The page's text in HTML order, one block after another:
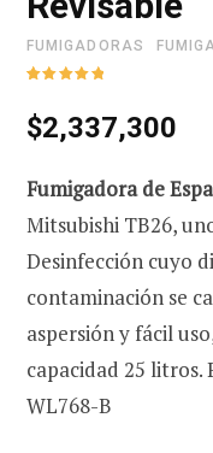
FUMIGADORAS
5 en base
avaloración
de un
$2,337,300
Fumigadora de
Mitsubishi TB26,
Desinfección cuyo
contaminación se
aspersión y fácil
capacidad 25 litros.
WL768-B